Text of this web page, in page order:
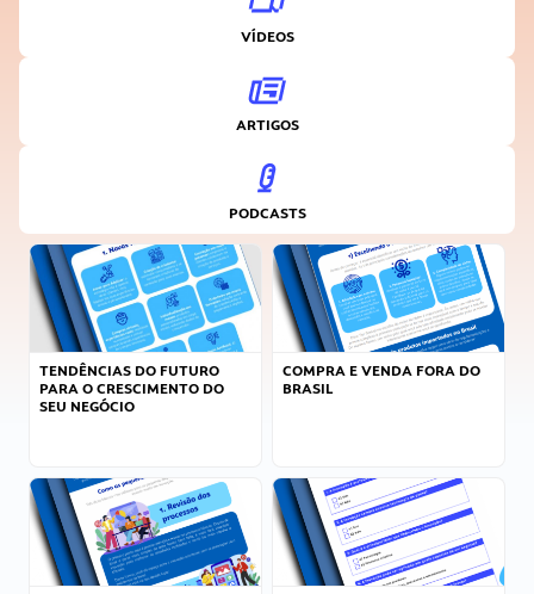
VÍDEOS
ARTIGOS
PODCASTS
TENDÊNCIAS DO FUTURO
PARA O CRESCIMENTO DO
SEU NEGÓCIO
COMPRA E VENDA FORA DO
BRASIL